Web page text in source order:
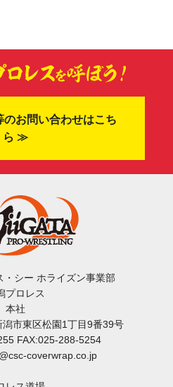
お問い合わせはこち
ら ≫
・シー ホライズン事業部
プロレス
本社
市東区松園1丁目9番39号
FAX:025-288-5254
coverwrap.co.jp